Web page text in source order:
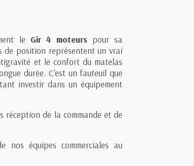
le Gir 4 moteurs pour sa
de position représentent un vrai
et le confort du matelas
durée. C'est un fauteuil que
investir dans un équipement
réception de la commande et de
équipes commerciales au